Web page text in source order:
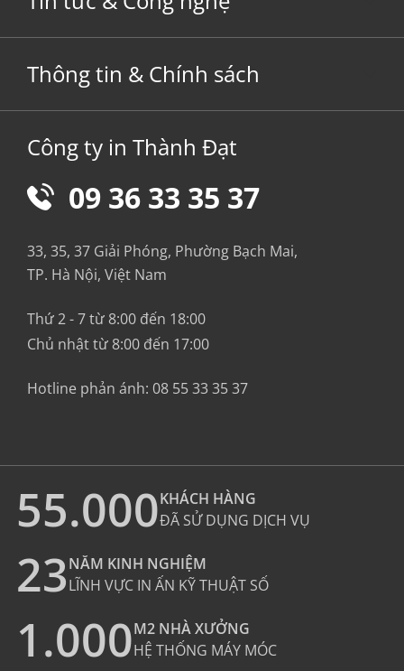
Thông tin & Chính sách
Công ty in Thành Đạt
09 36 33 35 37
33, 35, 37 Giải Phóng, Phường Bạch Mai,
TP. Hà Nội, Việt Nam
Thứ 2 - 7 từ 8:00 đến 18:00
Chủ nhật từ 8:00 đến 17:00
Hotline phản ánh: 08 55 33 35 37
55.000KHÁCH HÀNG
ĐÃ SỬ DỤNG DỊCH VỤ
23NĂM KINH NGHIỆM
LĨNH VỰC IN ẤN KỸ THUẬT SỐ
1.000M2 NHÀ XƯỞNG
HỆ THỐNG MÁY MÓC